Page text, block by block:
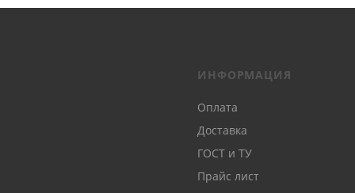
ИНФОРМАЦИЯ
Оплата
Доставка
ГОСТ и ТУ
Прайс лист